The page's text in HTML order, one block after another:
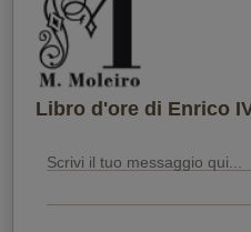
Libro d'ore di Enrico